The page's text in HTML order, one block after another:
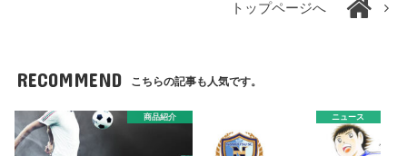
トップページへ
RECOMMEND こちらの記事も人気です。
商品紹介 ニュース